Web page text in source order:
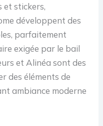
et stickers,
développent des
parfaitement
exigée par le bail
et Alinéa sont des
des éléments de
ambiance moderne